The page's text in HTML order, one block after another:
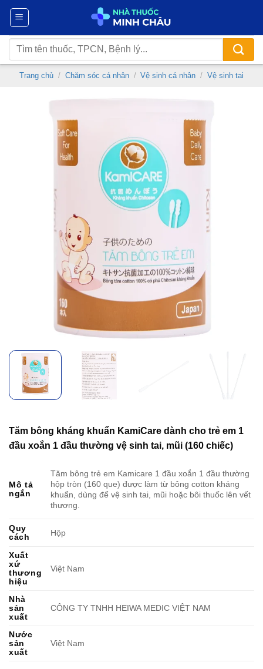
Chuyển
nội
dung
Tìm
kiếm:
Trang chủ / Chăm sóc cá nhân / Vệ sinh cá nhân / Vệ sinh tai
Tăm bông kháng khuẩn KamiCare dành cho trẻ em 1
đầu xoắn 1 đầu thường vệ sinh tai, mũi (160 chiếc)
Mô tả
ngắn
Tăm bông trẻ em Kamicare 1 đầu xoắn 1 đầu thường
hộp tròn (160 que) được làm từ bông cotton kháng
khuẩn, dùng để vệ sinh tai, mũi hoặc bôi thuốc lên vết
thương.
Quy
cách
Hộp
Xuất
xứ
thương
hiệu
Việt Nam
Nhà
sản
xuất
CÔNG TY TNHH HEIWA MEDIC VIỆT NAM
Nước
sản
xuất
Việt Nam